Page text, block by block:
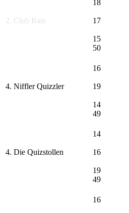
2. Club Rate
18
17
15
50
4. Niffler Quizzler
16
19
14
49
4. Die Quizstollen
14
16
19
49
16